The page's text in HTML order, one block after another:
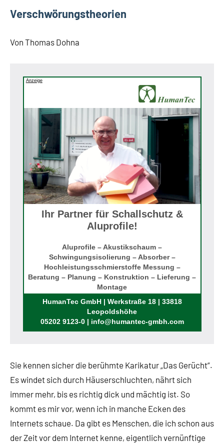
auf
Verschwörungstheorien
Von Thomas Dohna
Anzeige
Ihr Partner für Schallschutz &
Aluprofile!
Aluprofile – Akustikschaum –
Schwingungsisolierung – Absorber –
Hochleistungsschmierstoffe Messung –
Beratung – Planung – Konstruktion – Lieferung –
Montage
Rufen Sie uns an!
HumanTec GmbH | Werkstraße 18 | 33818
Leopoldshöhe
05202 9123-0 | info@humantec-gmbh.com
Sie kennen sicher die berühmte Karikatur „Das Gerücht“.
Es windet sich durch Häuserschluchten, nährt sich
immer mehr, bis es richtig dick und mächtig ist. So
kommt es mir vor, wenn ich in manche Ecken des
Internets schaue. Da gibt es Menschen, die ich schon aus
der Zeit vor dem Internet kenne, eigentlich vernünftige